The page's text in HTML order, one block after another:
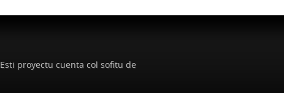
Esti proyectu cuenta col sofitu de